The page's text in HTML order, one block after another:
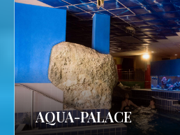
AQUA-PALACE